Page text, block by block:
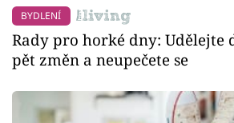
BYDLENÍ
Rady pro horké dny: Udělejte
pět změn a neupečete se